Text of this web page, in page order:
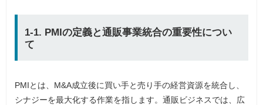
1-1. PMIの定義と通販事業統合の重要性につい
て
PMIとは、M&A成立後に買い手と売り手の経営資源を統合し、
シナジーを最大化する作業を指します。通販ビジネスでは、広